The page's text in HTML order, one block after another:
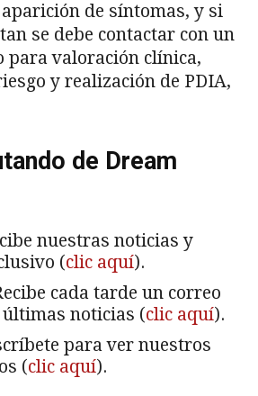
de síntomas, y si
se debe contactar con un
para valoración clínica,
y realización de PDIA,
de Dream
nuestras noticias y
(clic aquí).
cada tarde un correo
noticias (clic aquí).
para ver nuestros
(clic aquí).